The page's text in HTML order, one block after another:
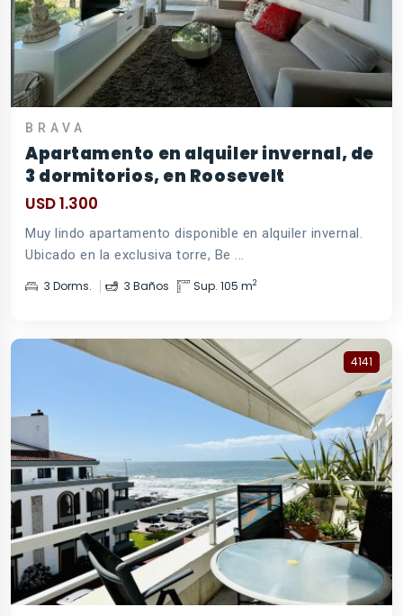
BRAVA
Apartamento en alquiler invernal, de
3 dormitorios, en Roosevelt
USD 1.300
Muy lindo apartamento disponible en alquiler invernal.
Ubicado en la exclusiva torre, Be ...
3 Dorms. 3 Baños Sup. 105 m2
4141